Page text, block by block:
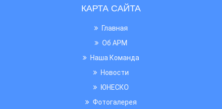
КАРТА САЙТА
Главная
Об АРМ
Наша Команда
Новости
ЮНЕСКО
Фотогалерея